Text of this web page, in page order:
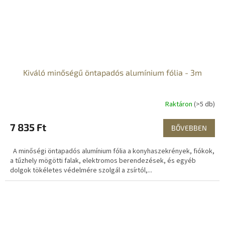
Kiváló minőségű öntapadós alumínium fólia - 3m
Raktáron (>5 db)
7 835 Ft BŐVEBBEN
A minőségi öntapadós alumínium fólia a konyhaszekrények, fiókok,
a tűzhely mögötti falak, elektromos berendezések, és egyéb
dolgok tökéletes védelmére szolgál a zsírtól,...